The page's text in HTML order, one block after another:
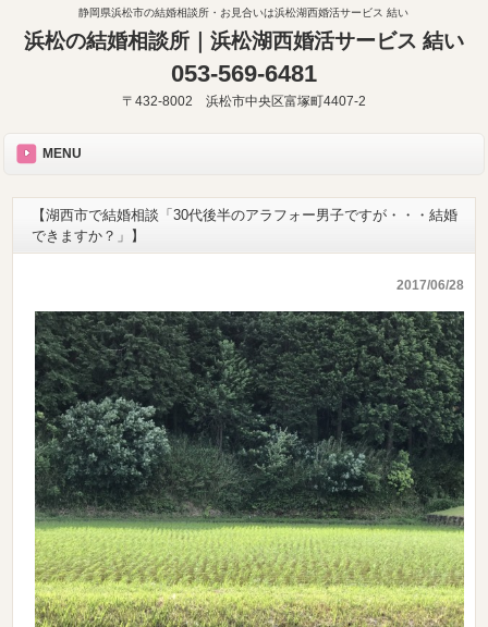
静岡県浜松市の結婚相談所・お見合いは浜松湖西婚活サービス 結い
浜松の結婚相談所｜浜松湖西婚活サービス 結い
053-569-6481
〒432-8002 浜松市中央区富塚町4407-2
MENU
【湖西市で結婚相談「30代後半のアラフォー男子ですが・・・結婚
できますか？」】
2017/06/28